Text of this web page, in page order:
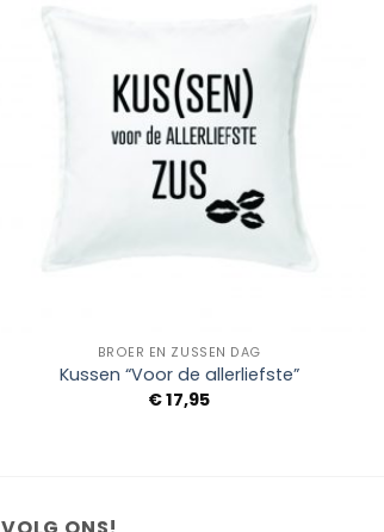
Add to
Wishlist
BROER EN ZUSSEN DAG
Kussen “Voor de allerliefste”
€17,95